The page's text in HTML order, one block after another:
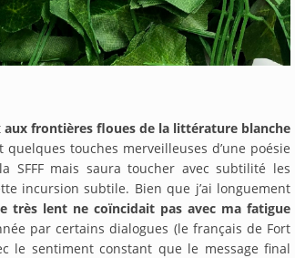
aux frontières floues de la littérature blanche
touches merveilleuses d’une poésie
mais saura toucher avec subtilité les
incursion subtile. Bien que j’ai longuement
très lent ne coïncidait pas avec ma fatigue
par certains dialogues (le français de Fort
le sentiment constant que le message final